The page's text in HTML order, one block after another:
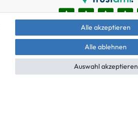
Alle akzeptieren
Alle ablehnen
Auswahl akzeptieren